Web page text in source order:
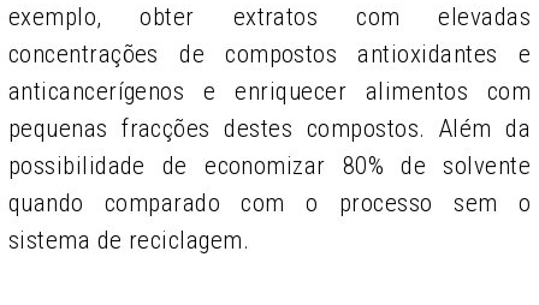
exemplo, obter extratos com elevadas
concentrações de compostos antioxidantes e
anticancerígenos e enriquecer alimentos com
pequenas fracções destes compostos. Além da
possibilidade de economizar 80% de solvente
quando comparado com o processo sem o
sistema de reciclagem.